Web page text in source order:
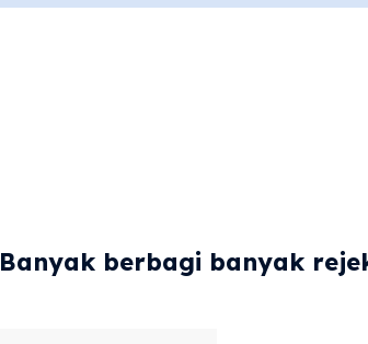
Banyak berbagi banyak